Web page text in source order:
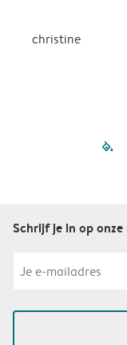
christine
Schrijf je in op